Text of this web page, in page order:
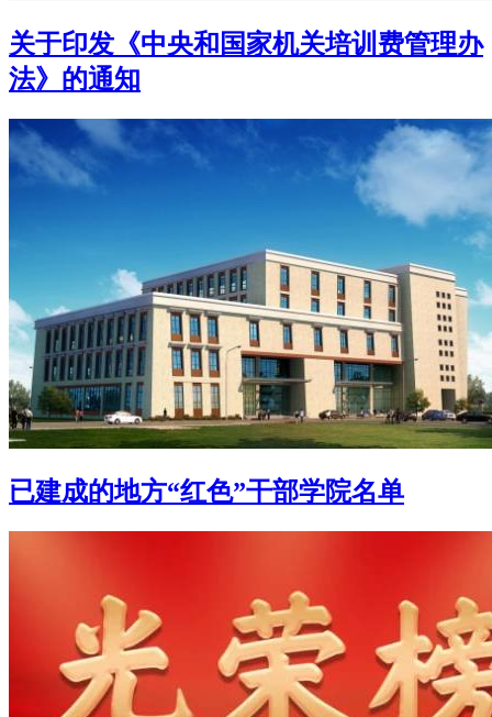
关于印发《中央和国家机关培训费管理办
法》的通知
已建成的地方“红色”干部学院名单